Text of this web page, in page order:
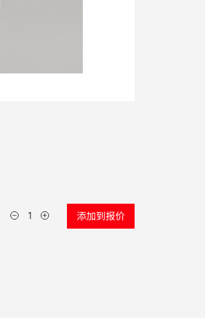
添加到报价